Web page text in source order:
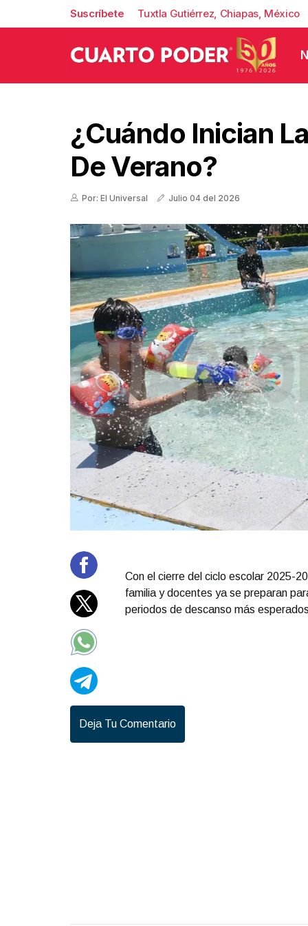
Suscríbete Tuxtla Gutiérrez, Chiapas, México
¿Cuándo Inician
De Verano?
Por: El Universal Julio 04 del 2026
Con el cierre del ciclo escolar 2025-
familia y docentes ya se preparan
periodos de descanso más
Deja Tu Comentario